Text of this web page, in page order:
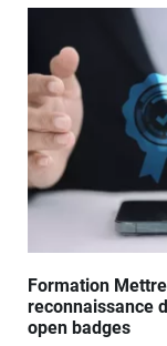
Formation
reconnaissance
open badges